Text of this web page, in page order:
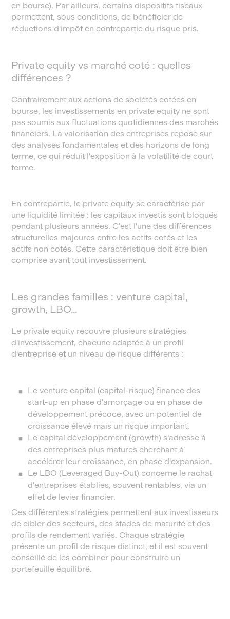
en bourse). Par ailleurs, certains dispositifs fiscaux
permettent, sous conditions, de bénéficier de
réductions d'impôt en contrepartie du risque pris.
Private equity vs marché coté : quelles
différences ?
Contrairement aux actions de sociétés cotées en
bourse, les investissements en private equity ne sont
pas soumis aux fluctuations quotidiennes des marchés
financiers. La valorisation des entreprises repose sur
des analyses fondamentales et des horizons de long
terme, ce qui réduit l'exposition à la volatilité de court
terme.
En contrepartie, le private equity se caractérise par
une liquidité limitée : les capitaux investis sont bloqués
pendant plusieurs années. C'est l'une des différences
structurelles majeures entre les actifs cotés et les
actifs non cotés. Cette caractéristique doit être bien
comprise avant tout investissement.
Les grandes familles : venture capital,
growth, LBO…
Le private equity recouvre plusieurs stratégies
d'investissement, chacune adaptée à un profil
d'entreprise et un niveau de risque différents :
Le venture capital (capital-risque) finance des
start-up en phase d'amorçage ou en phase de
développement précoce, avec un potentiel de
croissance élevé mais un risque important.
Le capital développement (growth) s'adresse à
des entreprises plus matures cherchant à
accélérer leur croissance, en phase d'expansion.
Le LBO (Leveraged Buy-Out) concerne le rachat
d'entreprises établies, souvent rentables, via un
effet de levier financier.
Ces différentes stratégies permettent aux investisseurs
de cibler des secteurs, des stades de maturité et des
profils de rendement variés. Chaque stratégie
présente un profil de risque distinct, et il est souvent
conseillé de les combiner pour construire un
portefeuille équilibré.